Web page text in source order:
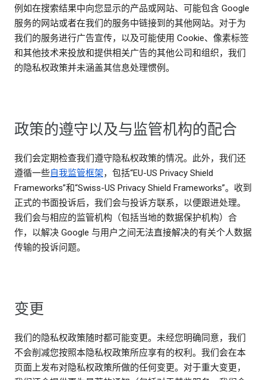
例如在搜索结果中向您显示的产品或网站、可能包含 Google
服务的网站或者在我们的服务中链接到的其他网站。对于为
我们的服务进行广告宣传，以及可能使用 Cookie、像素标签
和其他技术来投放和提供相关广告的其他公司和组织，我们
的隐私权政策并未涵盖其信息处理惯例。
政策的遵守以及与监管机构的配合
我们会定期检查我们遵守隐私权政策的情况。此外，我们还
遵循一些自我监管框架，包括“EU-US Privacy Shield
Frameworks”和“Swiss-US Privacy Shield Frameworks”。收到
正式的书面投诉后，我们会与投诉方联系，以便跟进处理。
我们会与相应的监管机构（包括当地的数据保护机构）合
作，以解决 Google 与用户之间无法直接解决的有关个人数据
传输的投诉问题。
变更
我们的隐私权政策随时都可能变更。未经您明确同意，我们
不会削减您按照本隐私权政策所应享有的权利。我们会在本
页面上发布对隐私权政策所做的任何变更。对于重大变更，